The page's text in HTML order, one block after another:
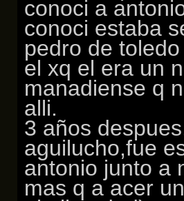
conoci a
conoci estaba
pedro de
el xq el era un
manadiense q
alli.
3 años
aguilucho,fue
antonio junto a
mas q a acer